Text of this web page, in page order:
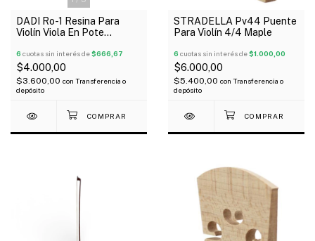
DADI Ro-1 Resina Para
Violín Viola En Pote
6 cuotas sin interés de$666,67
$4.000,00
$3.600,00 con Transferencia o
depósito
STRADELLA Pv44 Puente
Para Violín 4/4 Maple
6 cuotas sin interés de$1.000,00
$6.000,00
$5.400,00 con Transferencia o
depósito